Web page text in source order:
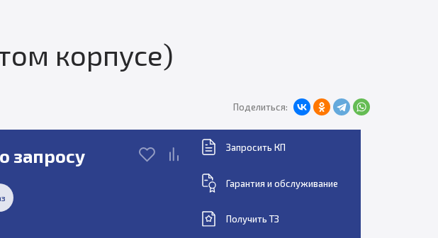
корпусе)
Поделиться:
запросу Запросить КП
Гарантия и обслуживание
Получить ТЗ